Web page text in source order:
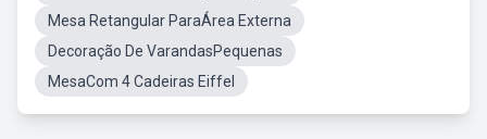
Mesa Retangular ParaÁrea Externa
Decoração De VarandasPequenas
MesaCom 4 Cadeiras Eiffel